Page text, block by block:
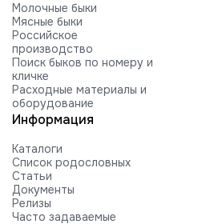
Молочные быки
Мясные быки
Российское
производство
Поиск быков по номеру и
кличке
Расходные материалы и
оборудование
Информация
Каталоги
Список родословных
Статьи
Документы
Релизы
Часто задаваемые